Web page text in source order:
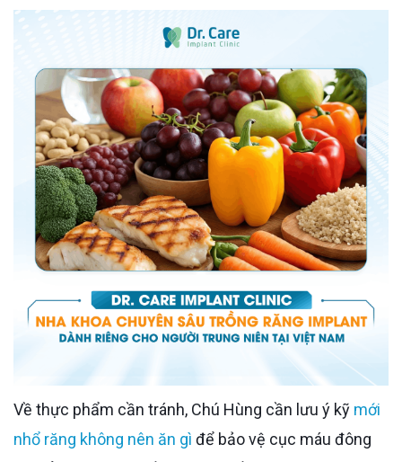
Về thực phẩm cần tránh, Chú Hùng cần lưu ý kỹ mới
nhổ răng không nên ăn gì để bảo vệ cục máu đông